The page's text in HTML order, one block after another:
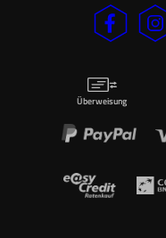
Überweisung